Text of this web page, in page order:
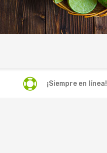
¡Siempre en línea!